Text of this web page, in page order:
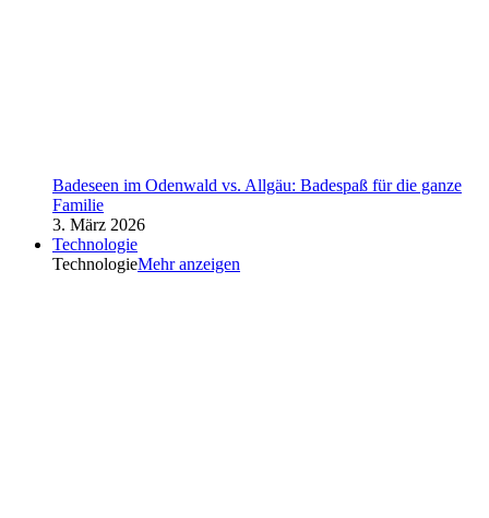
Badeseen im Odenwald vs. Allgäu: Badespaß für die ganze
Familie
3. März 2026
Technologie
TechnologieMehr anzeigen